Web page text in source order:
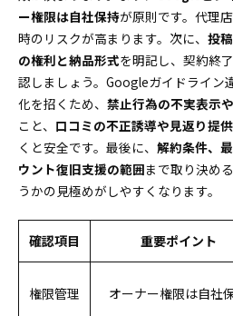
ー権限は自社保持が原則です。代理
時のリスクが高まります。次に、 投
の権利と納品形式を明記し、契約終
認しましょう。Googleガイドライン
化を招くため、 禁止行為の不実表示
こと、 口コミの不正誘導や見返り提供
くと安全です。最後に、 解約条件、
ウント復旧支援の範囲まで取り決め
うかの見極めがしやすくなります。
確認項目 重要ポイント
権限管理 オーナー権限は自社